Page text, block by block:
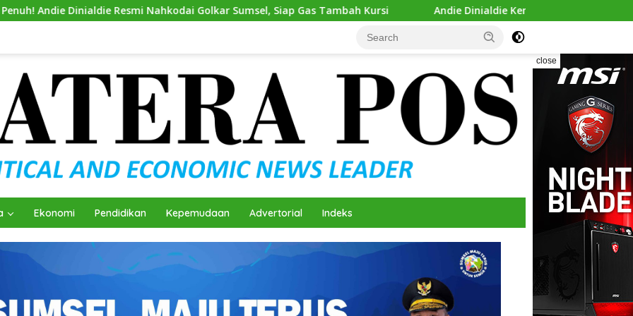
Nahkodai Golkar Sumsel, Siap Gas Tambah Kursi Andie Dinialdie Kembalikan Formulir Calon Ketua Golkar Sumsel
close
Ekonomi Pendidikan Kepemudaan Advertorial Indeks